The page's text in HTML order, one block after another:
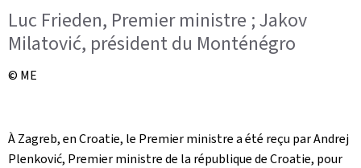
Luc Frieden, Premier ministre ; Jakov
Milatović, président du Monténégro
© ME
À Zagreb, en Croatie, le Premier ministre a été reçu par Andrej
Plenković, Premier ministre de la république de Croatie, pour